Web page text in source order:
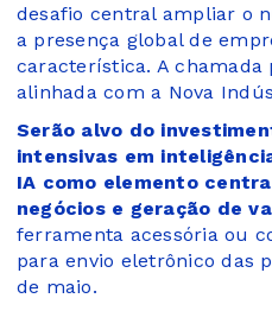
desafio central ampliar o
a presença global de
característica. A
alinhada com a Nova
Serão alvo do
intensivas em
IA como elemento
negócios e geração de
ferramenta acessória ou
para envio eletrônico das
de maio.